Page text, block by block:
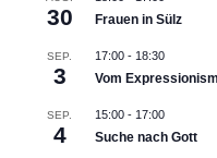
30 Frauen in Sülz
SEP.
3
17:00- 18:30
Vom
SEP.
4
15:00- 17:00
Suche nach Gott